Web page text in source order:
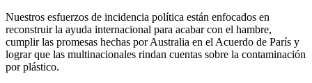
Nuestros esfuerzos de incidencia política están enfocados en
reconstruir la ayuda internacional para acabar con el hambre,
cumplir las promesas hechas por Australia en el Acuerdo de París y
lograr que las multinacionales rindan cuentas sobre la contaminación
por plástico.